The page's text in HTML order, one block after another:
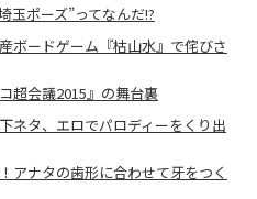
玉ポーズ”ってなんだ!?
ボードゲーム『枯山水』で侘びさ
超会議2015』の舞台裏
ネタ、エロでパロディーをくり出
アナタの歯形に合わせて牙をつく